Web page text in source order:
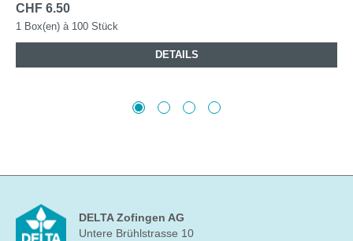
CHF 6.50
1 Box(en) à 100 Stück
DETAILS
DELTA Zofingen AG
Untere Brühlstrasse 10